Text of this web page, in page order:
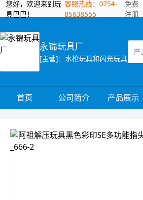
您好，欢迎来到玩
具巴巴！
客服热线：0754-
85638555
免费
注册
永锦玩具厂
[主营]：水枪玩具和闪光玩具
首页 公司简介 产品展示